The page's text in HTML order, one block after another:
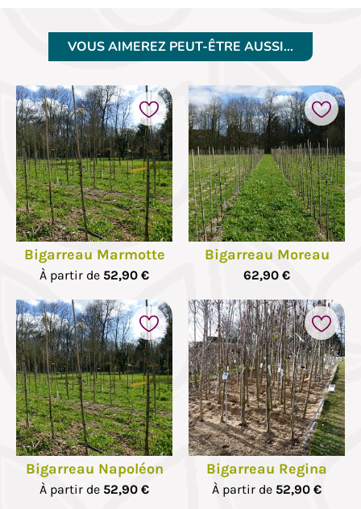
VOUS AIMEREZ PEUT-ÊTRE AUSSI…
Bigarreau Marmotte
À partir de 52,90 €
Bigarreau Moreau
62,90 €
Bigarreau Napoléon
À partir de 52,90 €
Bigarreau Regina
À partir de 52,90 €